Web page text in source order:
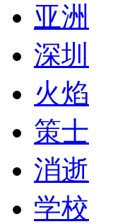
亚洲
深圳
火焰
策士
消逝
学校